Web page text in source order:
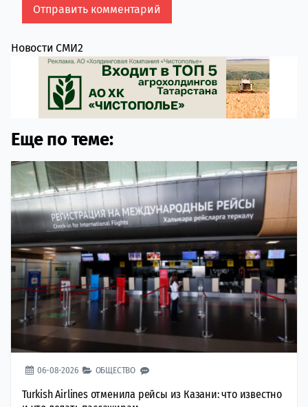
Новости СМИ2
Еще по теме:
06-08-2026 ОБЩЕСТВО
Turkish Airlines отменила рейсы из Казани: что известно